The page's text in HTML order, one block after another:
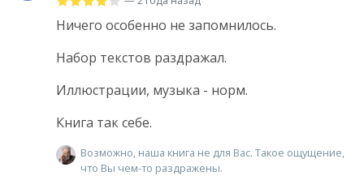
Ничего особенно не запомнилось.
Набор текстов раздражал.
Иллюстрации, музыка - норм.
Книга так себе.
Возможно, наша книга не для Вас. Такое ощущение,
что Вы чем-то раздражены.